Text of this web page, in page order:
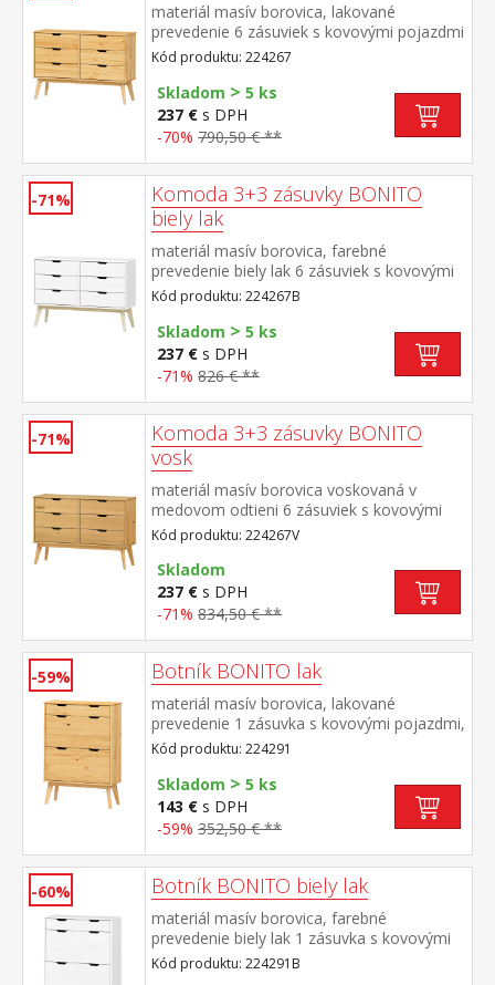
materiál masív borovica, lakované
prevedenie 6 zásuviek s kovovými pojazdmi
Kód produktu: 224267
Skladom > 5 ks
237 € s DPH
-70% 790,50 € **
-71%
Komoda 3+3 zásuvky BONITO
biely lak
materiál masív borovica, farebné
prevedenie biely lak 6 zásuviek s kovovými
pojazdmi
Kód produktu: 224267B
Skladom > 5 ks
237 € s DPH
-71% 826 € **
-71%
Komoda 3+3 zásuvky BONITO
vosk
materiál masív borovica voskovaná v
medovom odtieni 6 zásuviek s kovovými
pojazdmi
Kód produktu: 224267V
Skladom
237 € s DPH
-71% 834,50 € **
-59% Botník BONITO lak
materiál masív borovica, lakované
prevedenie 1 zásuvka s kovovými pojazdmi,
2 dvojradové výklopy
Kód produktu: 224291
Skladom > 5 ks
143 € s DPH
-59% 352,50 € **
-60% Botník BONITO biely lak
materiál masív borovica, farebné
prevedenie biely lak 1 zásuvka s kovovými
pojazdmi, 2 dvojradové výklopy
Kód produktu: 224291B